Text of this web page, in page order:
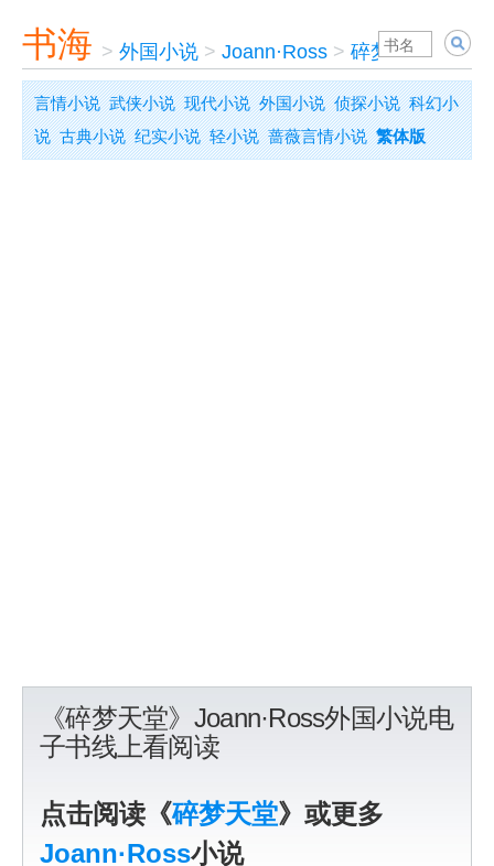
书海 > 外国小说 > Joann·Ross > 碎梦天堂
言情小说 武侠小说 现代小说 外国小说 侦探小说 科幻小
说 古典小说 纪实小说 轻小说 蔷薇言情小说 繁体版
《碎梦天堂》Joann·Ross外国小说电
子书线上看阅读
点击阅读《碎梦天堂》或更多
Joann·Ross小说